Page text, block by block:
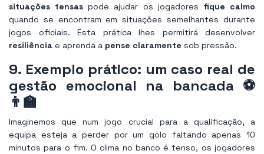
situações tensas pode ajudar os jogadores fique calmo
quando se encontram em situações semelhantes durante
jogos oficiais. Esta prática lhes permitirá desenvolver
resiliência e aprenda a pense claramente sob pressão.
9. Exemplo prático: um caso real de
gestão emocional na bancada ⚽
👨‍🏫
Imaginemos que num jogo crucial para a qualificação, a
equipa esteja a perder por um golo faltando apenas 10
minutos para o fim. O clima no banco é tenso, os jogadores